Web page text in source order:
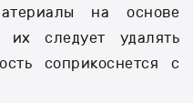
на основе
их следует удалять
соприкоснется с